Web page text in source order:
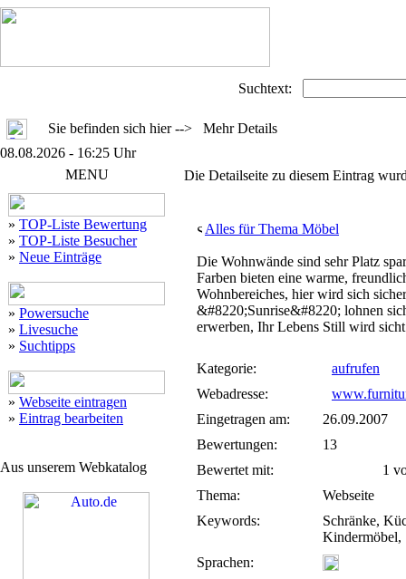
Suchtext:
Sie befinden sich hier --> Mehr Details
08.08.2026 - 16:25 Uhr
MENU
» TOP-Liste Bewertung
» TOP-Liste Besucher
» Neue Einträge
» Powersuche
» Livesuche
» Suchtipps
» Webseite eintragen
» Eintrag bearbeiten
Aus unserem Webkatalog
Die Detailseite zu diesem Eintrag
Alles für Thema Möbel
Die Wohnwände sind sehr Platz
Farben bieten eine warme,
Wohnbereiches, hier wird sich
&#8220;Sunrise&#8220; lohnen
erwerben, Ihr Lebens Still wird
Kategorie:
aufrufen
Webadresse:
Eingetragen am:
26.09.2007
Bewertungen:
13
Bewertet mit:
1
Thema:
Webseite
Keywords:
Schränke,
Kindermöbel,
Sprachen: